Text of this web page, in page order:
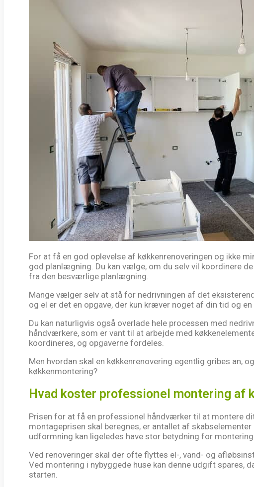
For at få en god oplevelse af køkkenrenoveringen og ikke
god planlægning. Du kan vælge, om du selv vil koordinere
fra den besværlige planlægning.
Mange vælger selv at stå for nedrivningen af det
og el er det en opgave, der kun kræver noget af din tid og
Du kan naturligvis også overlade hele processen med
håndværkere, som er vant til at arbejde med
koordineres, og opgaverne fordeles.
Men hvordan skal en køkkenrenovering egentlig gribes an,
køkkenmontering?
Hvad koster professionel montering af
Prisen for at få en professionel håndværker til at montere
montageprisen skal beregnes, er antallet af
udformning kan ligeledes have stor betydning for
Ved renoveringer skal der ofte flyttes el-, vand- og
Ved montering i nybyggede huse kan denne udgift spares,
starten.